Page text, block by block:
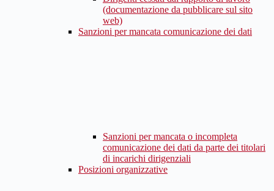
(documentazione da pubblicare sul sito
web)
Sanzioni per mancata comunicazione dei dati
Sanzioni per mancata o incompleta
comunicazione dei dati da parte dei titolari
di incarichi dirigenziali
Posizioni organizzative